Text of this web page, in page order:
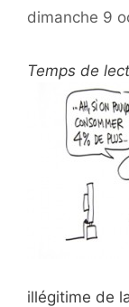
dimanche 9
Temps de
illégitime de